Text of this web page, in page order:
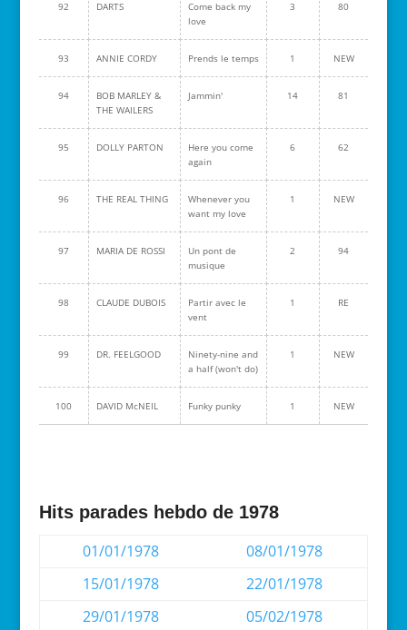
92 DARTS
Come back my
love
3 80
93 ANNIE CORDY Prends le temps 1 NEW
94
BOB MARLEY &
THE WAILERS
Jammin' 14 81
95 DOLLY PARTON
Here you come
again
6 62
96 THE REAL THING
Whenever you
want my love
1 NEW
97 MARIA DE ROSSI
Un pont de
musique
2 94
98 CLAUDE DUBOIS
Partir avec le
vent
1 RE
99 DR. FEELGOOD
Ninety-nine and
a half (won't do)
1 NEW
100 DAVID McNEIL Funky punky 1 NEW
Hits parades hebdo de 1978
01/01/1978
08/01/1978
15/01/1978
22/01/1978
29/01/1978
05/02/1978